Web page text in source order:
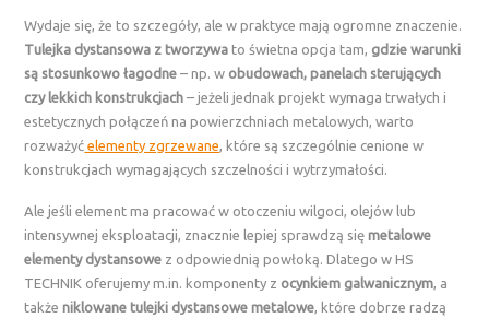
Wydaje się, że to szczegóły, ale w praktyce mają ogromne znaczenie.
Tulejka dystansowa z tworzywa to świetna opcja tam, gdzie warunki
są stosunkowo łagodne – np. w obudowach, panelach sterujących
czy lekkich konstrukcjach– jeżeli jednak projekt wymaga trwałych i
estetycznych połączeń na powierzchniach metalowych, warto
rozważyć elementy zgrzewane, które są szczególnie cenione w
konstrukcjach wymagających szczelności i wytrzymałości.
Ale jeśli element ma pracować w otoczeniu wilgoci, olejów lub
intensywnej eksploatacji, znacznie lepiej sprawdzą sięmetalowe
elementy dystansowe z odpowiednią powłoką. Dlatego w HS
TECHNIK oferujemy m.in. komponenty z ocynkiem galwanicznym, a
takżeniklowane tulejki dystansowe metalowe, które dobrze radzą